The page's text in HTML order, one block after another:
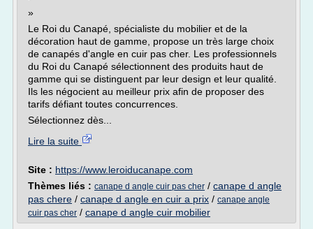
»
Le Roi du Canapé, spécialiste du mobilier et de la
décoration haut de gamme, propose un très large choix
de canapés d'angle en cuir pas cher. Les professionnels
du Roi du Canapé sélectionnent des produits haut de
gamme qui se distinguent par leur design et leur qualité.
Ils les négocient au meilleur prix afin de proposer des
tarifs défiant toutes concurrences.
Sélectionnez dès...
Lire la suite
Site : https://www.leroiducanape.com
Thèmes liés : canape d angle cuir pas cher / canape d angle
pas chere / canape d angle en cuir a prix / canape angle
cuir pas cher / canape d angle cuir mobilier